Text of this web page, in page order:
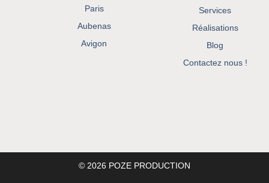
Services
Réalisations
Blog
Contactez nous !
Paris
Aubenas
Avigon
© 2026 POZE PRODUCTION